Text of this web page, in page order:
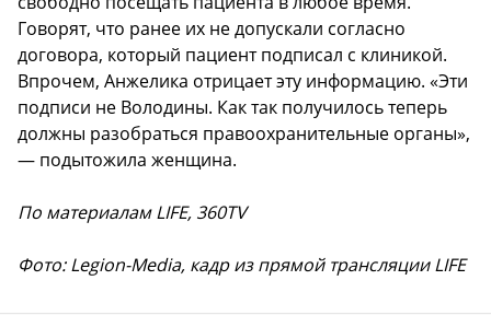
Говорят, что ранее их не допускали согласно
договора, который пациент подписал с клиникой.
Впрочем, Анжелика отрицает эту информацию. «Эти
подписи не Володины. Как так получилось теперь
должны разобраться правоохранительные органы»,
— подытожила женщина.
По материалам LIFE, 360TV
Фото: Legion-Media, кадр из прямой трансляции LIFE